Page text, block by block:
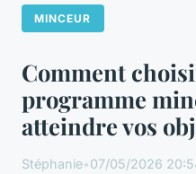
MINCEUR
Comment
programme
atteindre vos
Stéphanie•07/05/2026